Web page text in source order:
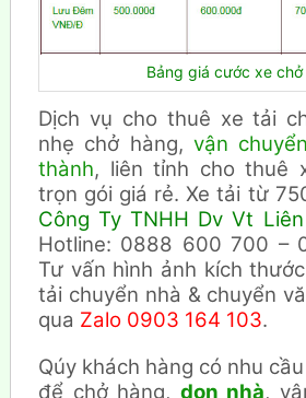
Bảng giá cước xe chở
Dịch vụ cho thuê xe tải
nhẹ chở hàng, vận
thành, liên tỉnh cho thuê
trọn gói giá rẻ. Xe tải từ
Công Ty TNHH Dv Vt
Hotline: 0888 600 700 –
Tư vấn hình ảnh kích
tải chuyển nhà & chuyển
qua Zalo 0903 164 103.
Qúy khách hàng có nhu
để chở hàng, dọn nhà,